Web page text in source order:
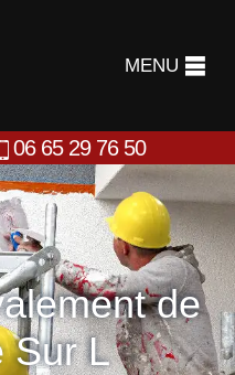
MENU
06 65 29 76 50
de
Sur L